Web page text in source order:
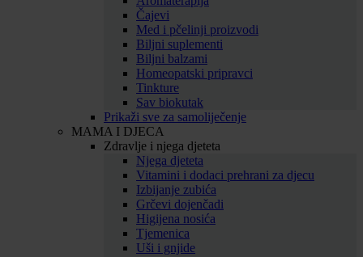
Čajevi
Med i pčelinji proizvodi
Biljni suplementi
Biljni balzami
Homeopatski pripravci
Tinkture
Sav biokutak
Prikaži sve za samoliječenje
MAMA I DJECA
Zdravlje i njega djeteta
Njega djeteta
Vitamini i dodaci prehrani za djecu
Izbijanje zubića
Grčevi dojenčadi
Higijena nosića
Tjemenica
Uši i gnjide